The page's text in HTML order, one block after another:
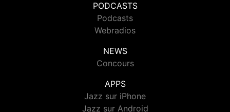
PODCASTS
Podcasts
Webradios
NEWS
Concours
APPS
Jazz sur iPhone
Jazz sur Android